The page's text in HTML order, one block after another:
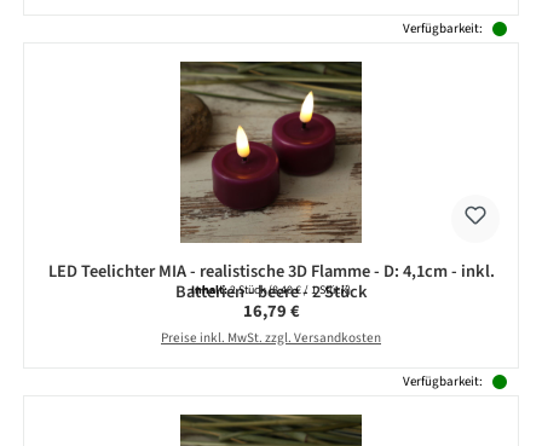
Verfügbarkeit:
LED Teelichter MIA - realistische 3D Flamme - D: 4,1cm - inkl.
Batterien - beere - 2 Stück
Inhalt:2 Stück(8,40 € / 1 Stück)
Regulärer Preis:
16,79 €
Preise inkl. MwSt. zzgl. Versandkosten
Verfügbarkeit: